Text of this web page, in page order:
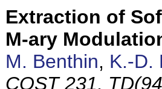
Extraction of
M-ary
M. Benthin, K.-D.
COST 231,